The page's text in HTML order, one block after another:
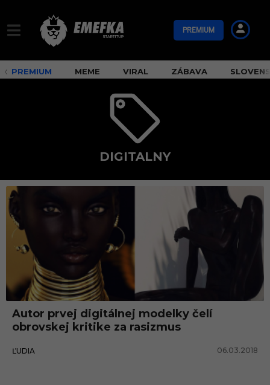
PREMIUM
PREMIUM MEME VIRAL ZÁBAVA
DIGITALNY
d
i
g
a
l
n
Autor prvej digitálnej modelky čelí
obrovskej kritike za rasizmus
ĽUDIA 06.03.2018